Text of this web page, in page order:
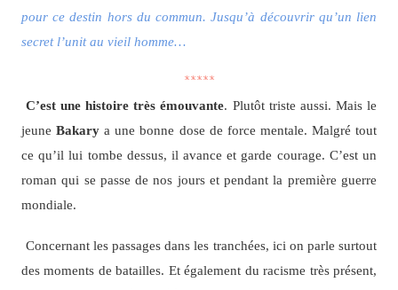
pour ce destin hors du commun. Jusqu’à découvrir qu’un lien
secret l’unit au vieil homme…
*****
C’est une histoire très émouvante. Plutôt triste aussi. Mais le
jeuneBakary a une bonne dose de force mentale. Malgré tout
ce qu’il lui tombe dessus, il avance et garde courage. C’est un
roman qui se passe de nos jours et pendant la première guerre
mondiale.
Concernant les passages dans les tranchées, ici on parle surtout
des moments de batailles. Et également du racisme très présent,